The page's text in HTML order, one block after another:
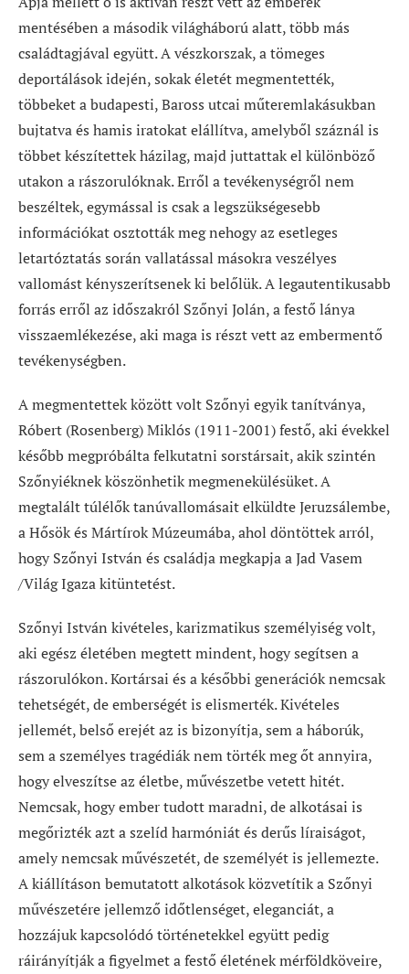
mentésében a második világháború alatt, több más
családtagjával együtt. A vészkorszak, a tömeges
deportálások idején, sokak életét megmentették,
többeket a budapesti, Baross utcai műteremlakásukban
bujtatva és hamis iratokat elállítva, amelyből száznál is
többet készítettek házilag, majd juttattak el különböző
utakon a rászorulóknak. Erről a tevékenységről nem
beszéltek, egymással is csak a legszükségesebb
információkat osztották meg nehogy az esetleges
letartóztatás során vallatással másokra veszélyes
vallomást kényszerítsenek ki belőlük. A legautentikusabb
forrás erről az időszakról Szőnyi Jolán, a festő lánya
visszaemlékezése, aki maga is részt vett az embermentő
tevékenységben.
A megmentettek között volt Szőnyi egyik tanítványa,
Róbert (Rosenberg) Miklós (1911-2001) festő, aki évekkel
később megpróbálta felkutatni sorstársait, akik szintén
Szőnyiéknek köszönhetik megmenekülésüket. A
megtalált túlélők tanúvallomásait elküldte Jeruzsálembe,
a Hősök és Mártírok Múzeumába, ahol döntöttek arról,
hogy Szőnyi István és családja megkapja a Jad Vasem
/Világ Igaza kitüntetést.
Szőnyi István kivételes, karizmatikus személyiség volt,
aki egész életében megtett mindent, hogy segítsen a
rászorulókon. Kortársai és a későbbi generációk nemcsak
tehetségét, de emberségét is elismerték. Kivételes
jellemét, belső erejét az is bizonyítja, sem a háborúk,
sem a személyes tragédiák nem törték meg őt annyira,
hogy elveszítse az életbe, művészetbe vetett hitét.
Nemcsak, hogy ember tudott maradni, de alkotásai is
megőrizték azt a szelíd harmóniát és derűs líraiságot,
amely nemcsak művészetét, de személyét is jellemezte.
A kiállításon bemutatott alkotások közvetítik a Szőnyi
művészetére jellemző időtlenséget, eleganciát, a
hozzájuk kapcsolódó történetekkel együtt pedig
ráirányítják a figyelmet a festő életének mérföldköveire,